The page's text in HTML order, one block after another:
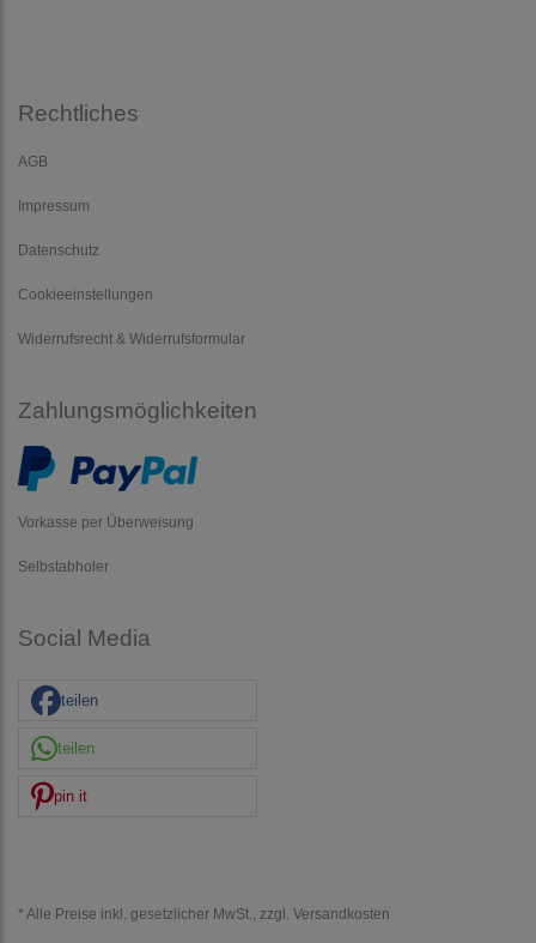
Rechtliches
AGB
Impressum
Datenschutz
Cookieeinstellungen
Widerrufsrecht & Widerrufsformular
Zahlungsmöglichkeiten
Vorkasse per Überweisung
Selbstabholer
Social Media
teilen
teilen
pin it
* Alle Preise inkl. gesetzlicher MwSt., zzgl. Versandkosten